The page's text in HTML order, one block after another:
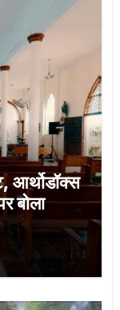
आर्थोडॉक्स
बोला